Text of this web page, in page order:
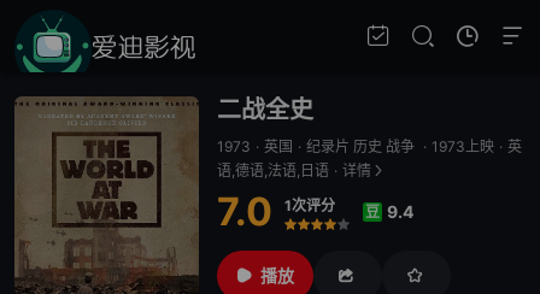
二战全史
1973 · 英国 · 纪录片 历史 战争 · 1973上映 · 英
语,德语,法语,日语 · 详情
7.0 1次评分
很差
较差
还行推荐力荐
豆 9.4
播放